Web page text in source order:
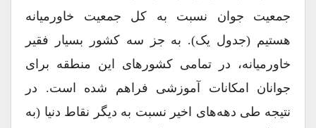
جمعیت جوان نسبت به کل جمعیت خاورمیانه
هستیم (جدول یک). به جز سه کشور بسیار فقیر
خاورمیانه، در تمامی کشورهای این منطقه برای
جوانان امکانات آموزشی فراهم شده است. در
نتیجه طی دهه‌های اخیر نسبت به دیگر نقاط دنیا (به